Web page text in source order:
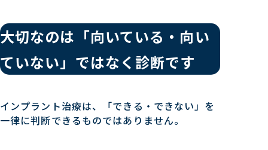
大切なのは「向いている・向い
ていない」ではなく診断です
インプラント治療は、「できる・できない」を
一律に判断できるものではありません。